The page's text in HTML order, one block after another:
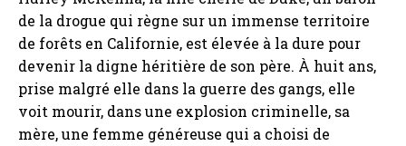
de la drogue qui règne sur un immense territoire
de forêts en Californie, est élevée à la dure pour
devenir la digne héritière de son père. À huit ans,
prise malgré elle dans la guerre des gangs, elle
voit mourir, dans une explosion criminelle, sa
mère, une femme généreuse qui a choisi de